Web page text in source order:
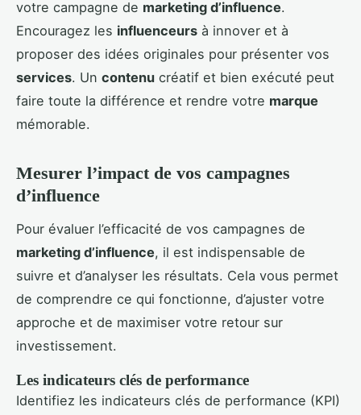
votre campagne de marketing d’influence.
Encouragez les influenceurs à innover et à
proposer des idées originales pour présenter vos
services. Un contenu créatif et bien exécuté peut
faire toute la différence et rendre votre marque
mémorable.
Mesurer l’impact de vos campagnes
d’influence
Pour évaluer l’efficacité de vos campagnes de
marketing d’influence, il est indispensable de
suivre et d’analyser les résultats. Cela vous permet
de comprendre ce qui fonctionne, d’ajuster votre
approche et de maximiser votre retour sur
investissement.
Les indicateurs clés de performance
Identifiez les indicateurs clés de performance (KPI)